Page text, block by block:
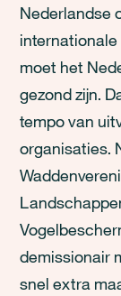
Nederlandse
internationale
moet het
gezond zijn.
tempo van
organisaties.
demissionair
snel extra